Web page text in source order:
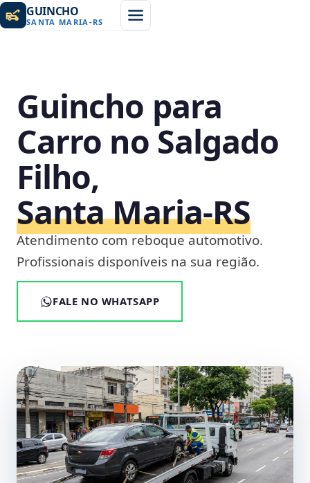
GUINCHO
SANTA MARIA -RS
Guincho para
Carro no Salgado
Filho,
Santa Maria‑RS
Atendimento com reboque automotivo.
Profissionais disponíveis na sua região.
FALE NO WHATSAPP